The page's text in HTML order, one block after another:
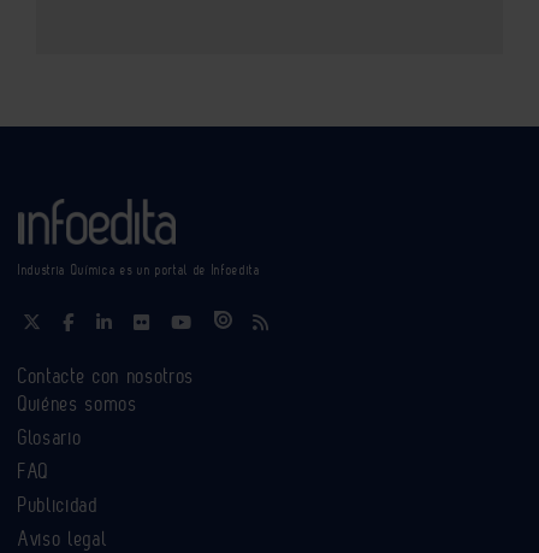
Industria Química es un portal de Infoedita
Contacte con nosotros
Quiénes somos
Glosario
FAQ
Publicidad
Aviso legal